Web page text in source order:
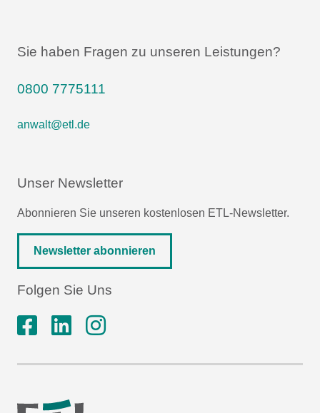
Sie haben Fragen zu unseren Leistungen?
0800 7775111
anwalt@etl.de
Unser Newsletter
Abonnieren Sie unseren kostenlosen ETL-Newsletter.
Newsletter abonnieren
Folgen Sie Uns